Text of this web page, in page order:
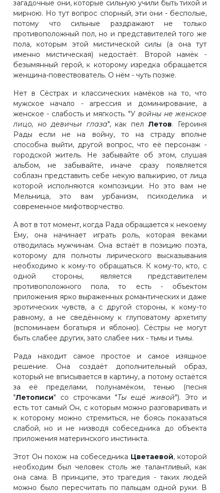
загадочные они, которые сильную учили быть тихой и
мирною. Но тут вопрос спорный, эти они - бесполые,
потому что сильные раздражают не только
противоположный пол, но и представителей того же
пола, которым этой мистической силы (а она тут
именно мистическая) недостаёт. Второй намёк -
безымянный герой, к которому изредка обращается
женщина-повествователь. О нём - чуть позже.
Нет в Сёстрах и классических намёков на то, что
мужское начало - агрессия и доминирование, а
женское - слабость и мягкость. "У войны не женское
лицо, но девичьи глаза", как пелЛетов. Героиня
Рады если не на войну, то на страду вполне
способна выйти, другой вопрос, что её персонаж -
городской житель. Не забывайте об этом, слушая
альбом, не забывайте, иначе сразу появляется
соблазн представить себе некую валькирию, от лица
которой исполняются композиции. Но это вам не
Мельница, это вам урбанизм, психоделика и
современное мифотворчество.
А вот в тот момент, когда Рада обращается к некоему
Ему, она начинает играть роль, которая веками
отводилась мужчинам. Она встаёт в позицию поэта,
которому для полноты лирического высказывания
необходимо к кому-то обращаться. К кому-то, кто, с
одной стороны, является представителем
противоположного пола, то есть - объектом
приложения ярко выраженных романтических и даже
эротических чувств, а с другой стороны, к кому-то
равному, а не сведённому к глуповатому архетипу
(вспоминаем богатыря и яблоню). Сёстры не могут
быть слабее других, зато слабее них - тьмы и тьмы.
Рада находит самое простое и самое изящное
решение. Она создаёт дополнительный образ,
который не вписывается в картину, а потому остаётся
за её пределами, полунамёком, тенью (песня
"Летописи" со строчками "Ты ещё живой"). Это и
есть тот самый Он, с которым можно разговаривать и
к которому можно стремиться, не боясь показаться
слабой, но и не низводя собеседника до объекта
приложения материнского инстинкта.
Этот Он похож на собеседника Цветаевой, которой
необходим был человек столь же талантливый, как
она сама. В принципе, это трагедия - таких людей
можно было пересчитать по пальцам одной руки. В